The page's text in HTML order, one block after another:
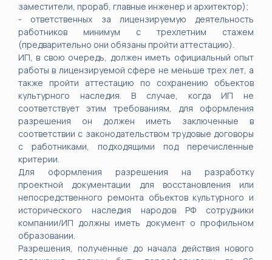
заместители, прораб, главные инженер и архитектор);
- ответственных за лицензируемую деятельность
работников минимум с трехлетним стажем
(предварительно они обязаны пройти аттестацию).
ИП, в свою очередь, должен иметь официальный опыт
работы в лицензируемой сфере не меньше трех лет, а
также пройти аттестацию по сохранению объектов
культурного наследия. В случае, когда ИП не
соответствует этим требованиям, для оформления
разрешения он должен иметь заключенные в
соответствии с законодательством трудовые договоры
с работниками, подходящими под перечисленные
критерии.
Для оформления разрешения на разработку
проектной документации для восстановления или
непосредственного ремонта объектов культурного и
исторического наследия народов РФ сотрудники
компании/ИП должны иметь документ о профильном
образовании.
Разрешения, полученные до начала действия нового